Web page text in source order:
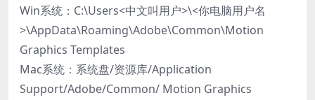
Win系统：C:\Users<中文叫用户>\<你电脑用户名
>\AppData\Roaming\Adobe\Common\Motion
Graphics Templates
Mac系统：系统盘/资源库/Application
Support/Adobe/Common/ Motion Graphics